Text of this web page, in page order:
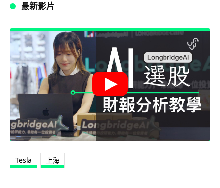
最新影片
Tesla 上海